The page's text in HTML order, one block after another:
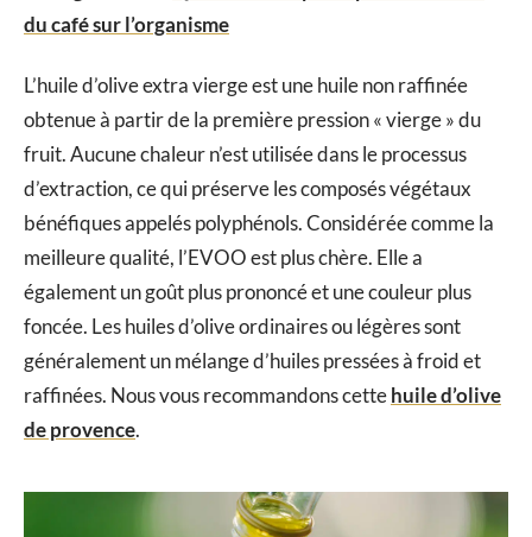
du café sur l’organisme
L’huile d’olive extra vierge est une huile non raffinée
obtenue à partir de la première pression « vierge » du
fruit. Aucune chaleur n’est utilisée dans le processus
d’extraction, ce qui préserve les composés végétaux
bénéfiques appelés polyphénols. Considérée comme la
meilleure qualité, l’EVOO est plus chère. Elle a
également un goût plus prononcé et une couleur plus
foncée. Les huiles d’olive ordinaires ou légères sont
généralement un mélange d’huiles pressées à froid et
raffinées. Nous vous recommandons cettehuile d’olive
de provence.